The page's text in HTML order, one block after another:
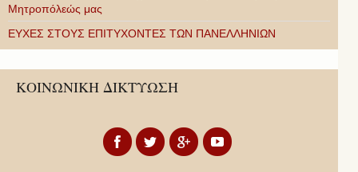
Μητροπόλεώς μας
ΕΥΧΕΣ ΣΤΟΥΣ ΕΠΙΤΥΧΟΝΤΕΣ ΤΩΝ ΠΑΝΕΛΛΗΝΙΩΝ
ΚΟΙΝΩΝΙΚΗ ΔΙΚΤΥΩΣΗ